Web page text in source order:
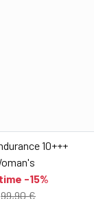
10+++
-15%
99,90 €